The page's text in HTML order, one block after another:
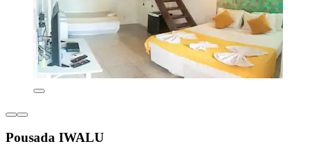
Pousada IWALU